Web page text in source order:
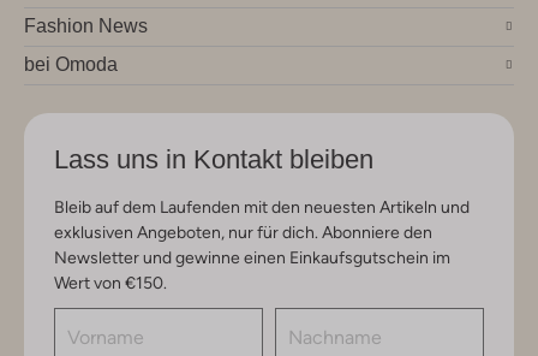
Fashion News
bei Omoda
Lass uns in Kontakt bleiben
Bleib auf dem Laufenden mit den neuesten Artikeln und
exklusiven Angeboten, nur für dich. Abonniere den
Newsletter und gewinne einen Einkaufsgutschein im
Wert von €150.